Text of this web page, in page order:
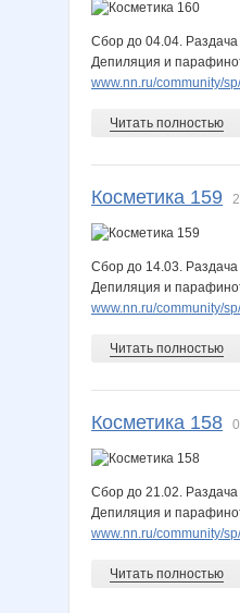
Татьяна*777
Сбор до 04.04. Раздача
Депиляция и
www.nn.ru/community/
Читать полностью
Косметика 159
Сбор до 14.03. Раздача
Депиляция и
www.nn.ru/community/
Читать полностью
Косметика 158
Сбор до 21.02. Раздача
Депиляция и
www.nn.ru/community/
Читать полностью